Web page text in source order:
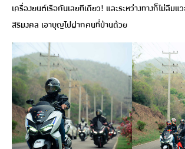
เครื่องยนต์เรือกันเลยทีเดียว! และระหว่างทางก็ไม่ลืมแ
สิริมงคล เอาบุญไปฝากคนที่บ้านด้วย